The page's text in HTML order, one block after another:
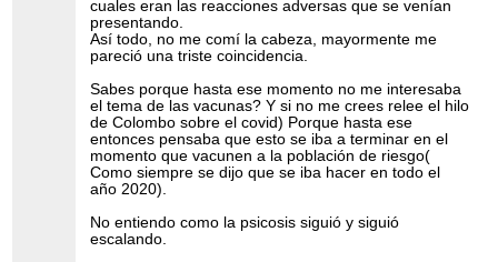
cuales eran las reacciones adversas que se venían
presentando.
Así todo, no me comí la cabeza, mayormente me
pareció una triste coincidencia.
Sabes porque hasta ese momento no me interesaba
el tema de las vacunas? Y si no me crees relee el hilo
de Colombo sobre el covid) Porque hasta ese
entonces pensaba que esto se iba a terminar en el
momento que vacunen a la población de riesgo(
Como siempre se dijo que se iba hacer en todo el
año 2020).
No entiendo como la psicosis siguió y siguió
escalando.